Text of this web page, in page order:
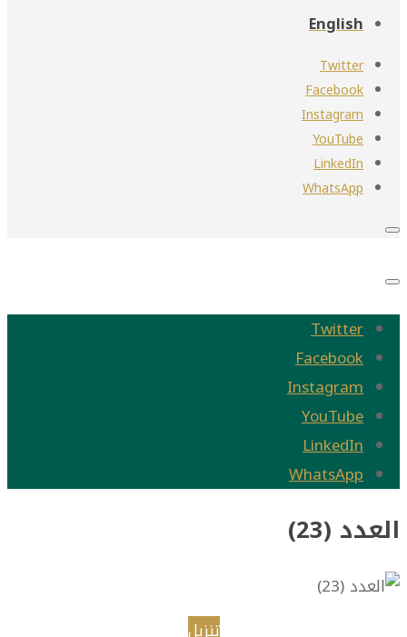
English
Twitter
Facebook
Instagram
YouTube
LinkedIn
WhatsApp
Twitter
Facebook
Instagram
YouTube
LinkedIn
WhatsApp
(23)